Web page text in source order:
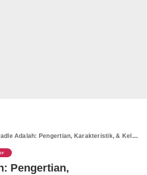
Adalah: Pengertian, Karakteristik, & Kelebihan
Pengertian,